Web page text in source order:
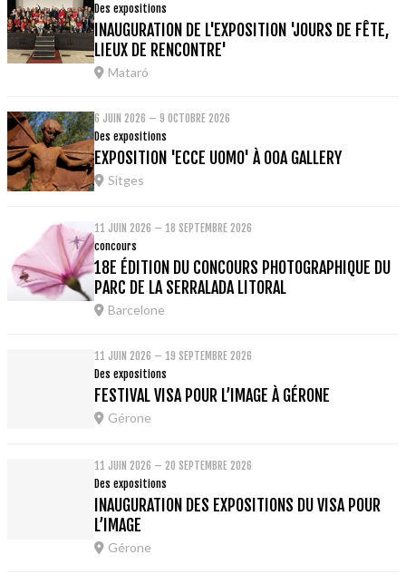
Des expositions
INAUGURATION DE L'EXPOSITION 'JOURS DE FÊTE,
LIEUX DE RENCONTRE'
Mataró
6 JUIN 2026 – 9 OCTOBRE 2026
Des expositions
EXPOSITION 'ECCE UOMO' À OOA GALLERY
Sitges
11 JUIN 2026 – 18 SEPTEMBRE 2026
concours
18E ÉDITION DU CONCOURS PHOTOGRAPHIQUE DU
PARC DE LA SERRALADA LITORAL
Barcelone
11 JUIN 2026 – 19 SEPTEMBRE 2026
Des expositions
FESTIVAL VISA POUR L’IMAGE À GÉRONE
Gérone
11 JUIN 2026 – 20 SEPTEMBRE 2026
Des expositions
INAUGURATION DES EXPOSITIONS DU VISA POUR
L’IMAGE
Gérone